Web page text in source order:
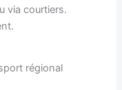
via courtiers.
régional